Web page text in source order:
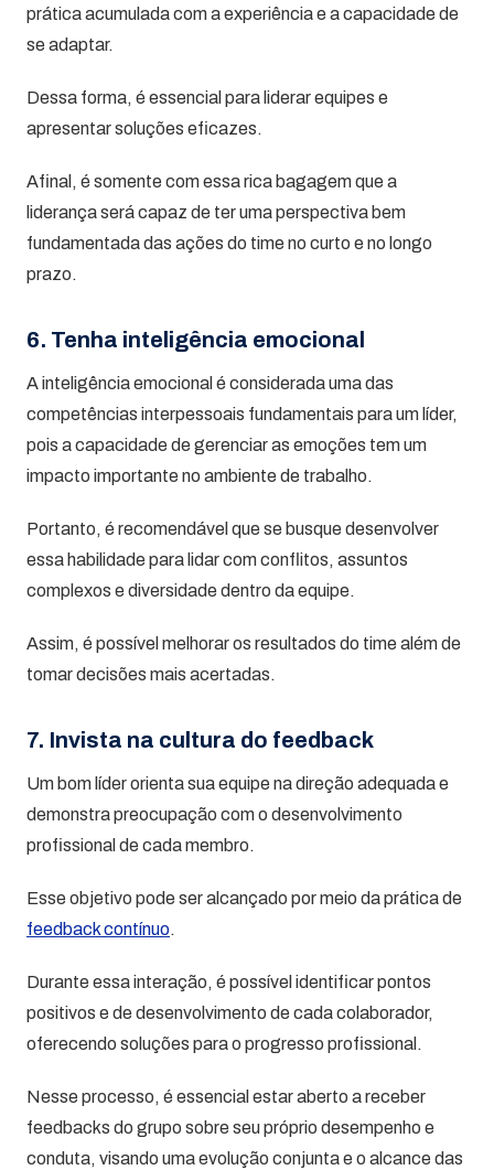
prática acumulada com a experiência e a capacidade de
se adaptar.
Dessa forma, é essencial para liderar equipes e
apresentar soluções eficazes.
Afinal, é somente com essa rica bagagem que a
liderança será capaz de ter uma perspectiva bem
fundamentada das ações do time no curto e no longo
prazo.
6. Tenha inteligência emocional
A inteligência emocional é considerada uma das
competências interpessoais fundamentais para um líder,
pois a capacidade de gerenciar as emoções tem um
impacto importante no ambiente de trabalho.
Portanto, é recomendável que se busque desenvolver
essa habilidade para lidar com conflitos, assuntos
complexos e diversidade dentro da equipe.
Assim, é possível melhorar os resultados do time além de
tomar decisões mais acertadas.
7. Invista na cultura do feedback
Um bom líder orienta sua equipe na direção adequada e
demonstra preocupação com o desenvolvimento
profissional de cada membro.
Esse objetivo pode ser alcançado por meio da prática de
feedback contínuo.
Durante essa interação, é possível identificar pontos
positivos e de desenvolvimento de cada colaborador,
oferecendo soluções para o progresso profissional.
Nesse processo, é essencial estar aberto a receber
feedbacks do grupo sobre seu próprio desempenho e
conduta, visando uma evolução conjunta e o alcance das